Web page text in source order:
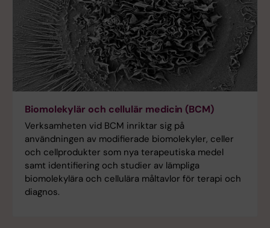
Biomolekylär och cellulär medicin (BCM)
Verksamheten vid BCM inriktar sig på
användningen av modifierade biomolekyler, celler
och cellprodukter som nya terapeutiska medel
samt identifiering och studier av lämpliga
biomolekylära och cellulära måltavlor för terapi och
diagnos.